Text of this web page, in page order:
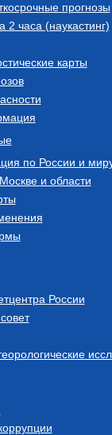
прогнозы
2 часа (наукастинг)
карты
по России и
и области
России